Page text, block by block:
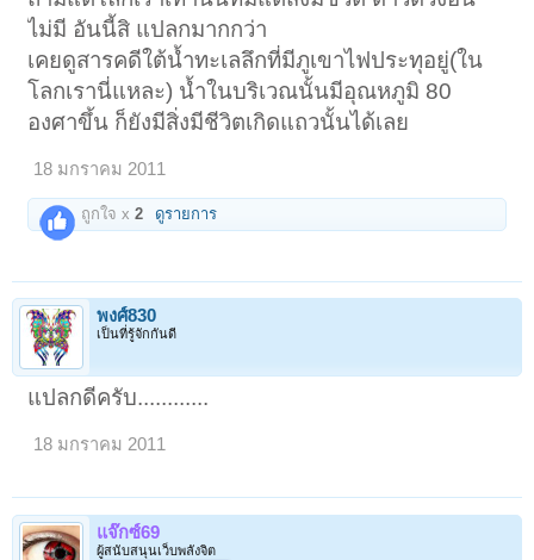
ไม่มี อันนี้สิ แปลกมากกว่า
เคยดูสารคดีใต้น้ำทะเลลึกที่มีภูเขาไฟประทุอยู่(ใน
โลกเรานี่แหละ) น้ำในบริเวณนั้นมีอุณหภูมิ 80
องศาขึ้น ก็ยังมีสิ่งมีชีวิตเกิดแถวนั้นได้เลย
18 มกราคม 2011
ถูกใจ x2 ดูรายการ
พงศ์830
เป็นที่รู้จักกันดี
แปลกดีครับ............
18 มกราคม 2011
แจ๊กซ์69
ผู้สนับสนุนเว็บพลังจิต